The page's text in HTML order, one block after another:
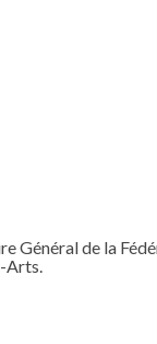
Général de la
Arts.